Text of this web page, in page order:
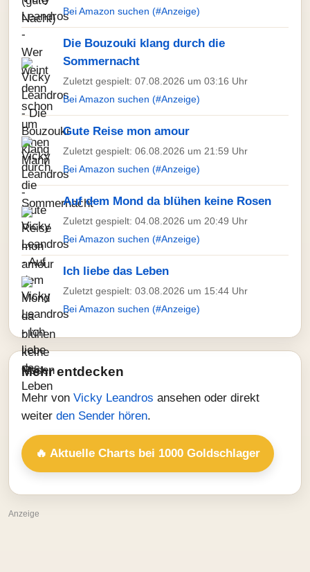
Bei Amazon suchen (#Anzeige)
Die Bouzouki klang durch die
Sommernacht
Zuletzt gespielt: 07.08.2026 um 03:16 Uhr
Bei Amazon suchen (#Anzeige)
Gute Reise mon amour
Zuletzt gespielt: 06.08.2026 um 21:59 Uhr
Bei Amazon suchen (#Anzeige)
Auf dem Mond da blühen keine Rosen
Zuletzt gespielt: 04.08.2026 um 20:49 Uhr
Bei Amazon suchen (#Anzeige)
Ich liebe das Leben
Zuletzt gespielt: 03.08.2026 um 15:44 Uhr
Bei Amazon suchen (#Anzeige)
Mehr entdecken
Mehr von Vicky Leandros ansehen oder direkt
weiter den Sender hören.
🔥 Aktuelle Charts bei 1000 Goldschlager
Anzeige